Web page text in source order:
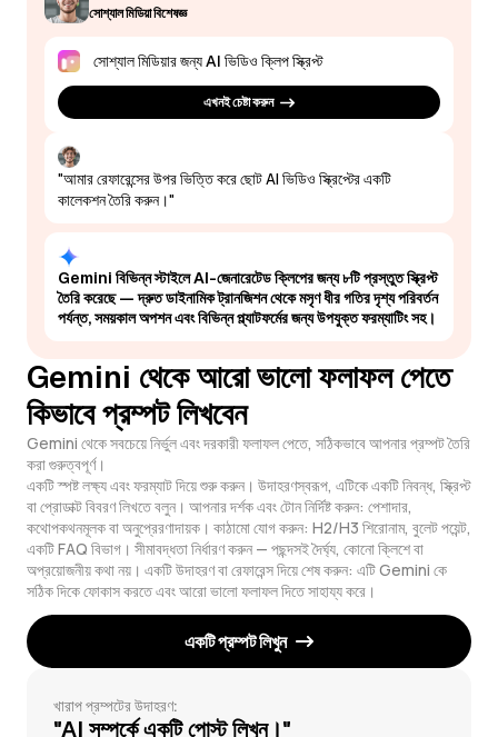
সোশ্যাল মিডিয়া বিশেষজ্ঞ
সোশ্যাল মিডিয়ার জন্য AI ভিডিও ক্লিপ স্ক্রিপ্ট
এখনই চেষ্টা করুন
"আমার রেফারেন্সের উপর ভিত্তি করে ছোট AI ভিডিও স্ক্রিপ্টের একটি
কালেকশন তৈরি করুন।"
Gemini বিভিন্ন স্টাইলে AI-জেনারেটেড ক্লিপের জন্য ৮টি প্রস্তুত স্ক্রিপ্ট
তৈরি করেছে — দ্রুত ডাইনামিক ট্রানজিশন থেকে মসৃণ ধীর গতির দৃশ্য পরিবর্তন
পর্যন্ত, সময়কাল অপশন এবং বিভিন্ন প্ল্যাটফর্মের জন্য উপযুক্ত ফরম্যাটিং সহ।
Gemini থেকে আরো ভালো ফলাফল পেতে
কিভাবে প্রম্পট লিখবেন
Gemini থেকে সবচেয়ে নির্ভুল এবং দরকারী ফলাফল পেতে, সঠিকভাবে আপনার প্রম্পট তৈরি
করা গুরুত্বপূর্ণ।
একটি স্পষ্ট লক্ষ্য এবং ফরম্যাট দিয়ে শুরু করুন। উদাহরণস্বরূপ, এটিকে একটি নিবন্ধ, স্ক্রিপ্ট
বা প্রোডাক্ট বিবরণ লিখতে বলুন। আপনার দর্শক এবং টোন নির্দিষ্ট করুন: পেশাদার,
কথোপকথনমূলক বা অনুপ্রেরণাদায়ক। কাঠামো যোগ করুন: H2/H3 শিরোনাম, বুলেট পয়েন্ট,
একটি FAQ বিভাগ। সীমাবদ্ধতা নির্ধারণ করুন — পছন্দসই দৈর্ঘ্য, কোনো ক্লিশে বা
অপ্রয়োজনীয় কথা নয়। একটি উদাহরণ বা রেফারেন্স দিয়ে শেষ করুন: এটি Gemini কে
সঠিক দিকে ফোকাস করতে এবং আরো ভালো ফলাফল দিতে সাহায্য করে।
একটি প্রম্পট লিখুন
খারাপ প্রম্পটের উদাহরণ:
"AI সম্পর্কে একটি পোস্ট লিখুন।"